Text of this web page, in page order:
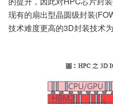
现有的扇出型晶圆级封装
技术难度更高的3D封装技术为